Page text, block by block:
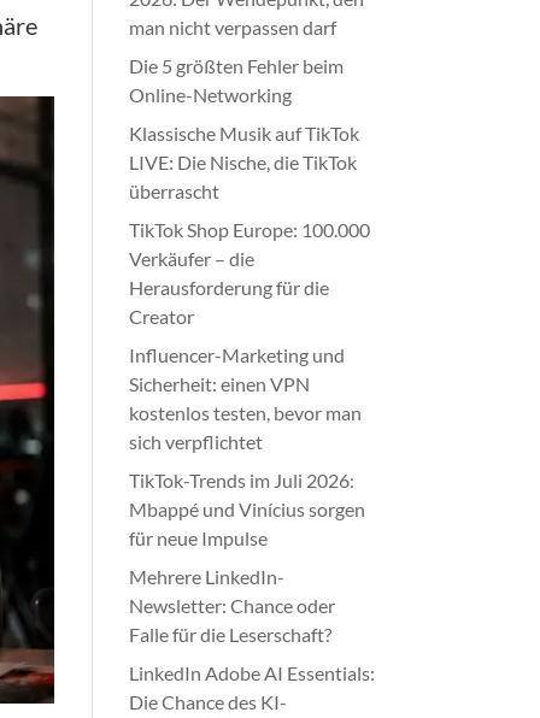
man nicht verpassen darf
Die 5 größten Fehler beim
Online-Networking
Klassische Musik auf TikTok
LIVE: Die Nische, die TikTok
überrascht
TikTok Shop Europe: 100.000
Verkäufer – die
Herausforderung für die
Creator
Influencer-Marketing und
Sicherheit: einen VPN
kostenlos testen, bevor man
sich verpflichtet
TikTok-Trends im Juli 2026:
Mbappé und Vinícius sorgen
für neue Impulse
Mehrere LinkedIn-
Newsletter: Chance oder
Falle für die Leserschaft?
LinkedIn Adobe AI Essentials:
Die Chance des KI-